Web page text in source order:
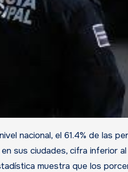
sus ciudades, cifra inferior
muestra que los